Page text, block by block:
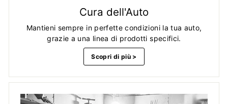
Cura dell'Auto
Mantieni sempre in perfette condizioni la tua auto,
grazie a una linea di prodotti specifici.
Scopri di più >